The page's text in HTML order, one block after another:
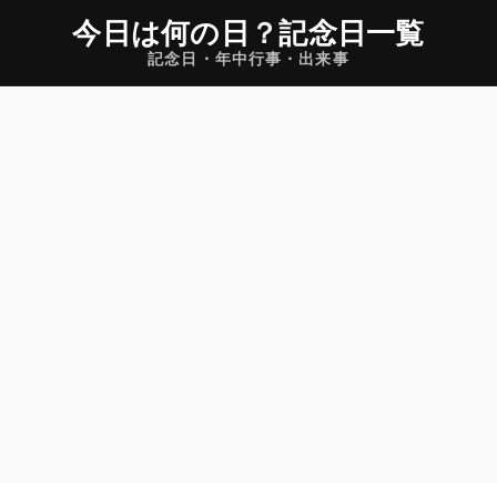
今日は何の日 ？記念日一覧
記念日・年中行事・出来事